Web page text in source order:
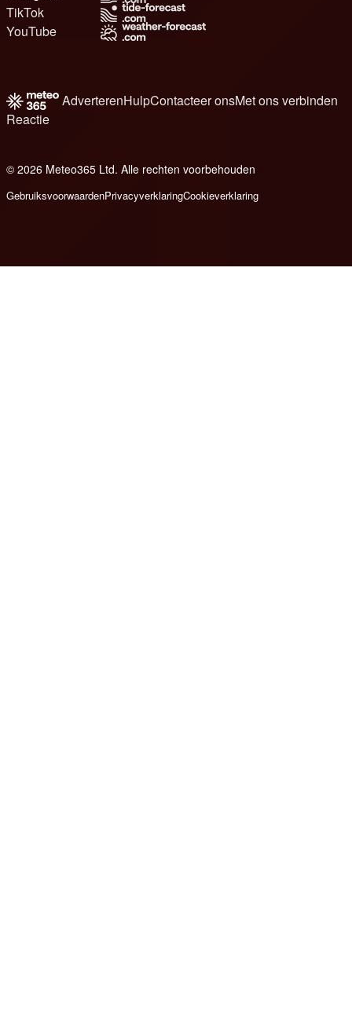
TikTok
YouTube
AdverterenHulpContacteer onsMet ons verbinden
Reactie
© 2026 Meteo365 Ltd. Alle rechten voorbehouden
GebruiksvoorwaardenPrivacyverklaringCookieverklaring